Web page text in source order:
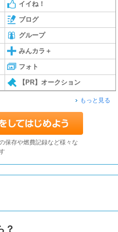
イイね！
ブログ
グループ
みんカラ＋
フォト
【PR】オークション
もっと見る
保存や燃費記録など様々な
？